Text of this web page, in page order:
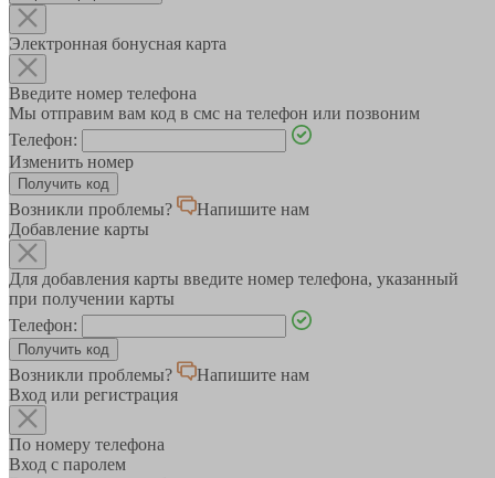
Электронная бонусная карта
Введите номер телефона
Мы отправим вам код в смс на телефон или позвоним
Телефон:
Изменить номер
Возникли проблемы?
Напишите нам
Добавление карты
Для добавления карты введите номер телефона, указанный
при получении карты
Телефон:
Возникли проблемы?
Напишите нам
Вход или регистрация
По номеру телефона
Вход с паролем